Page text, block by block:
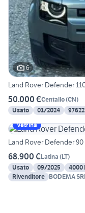
6
Land Rover Defender
50.000 €Centallo(CN)
Usato
01/2024
Vetrina
Land Rover Defender 90
68.900 €Latina (LT)
Usato
09/2025 4000
Rivenditore BODEMA